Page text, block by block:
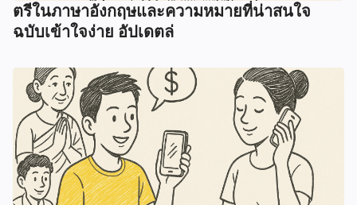
ตรีในภาษาอังกฤษและความหมายที่น่าสนใจ
ฉบับเข้าใจง่าย อัปเดตล่